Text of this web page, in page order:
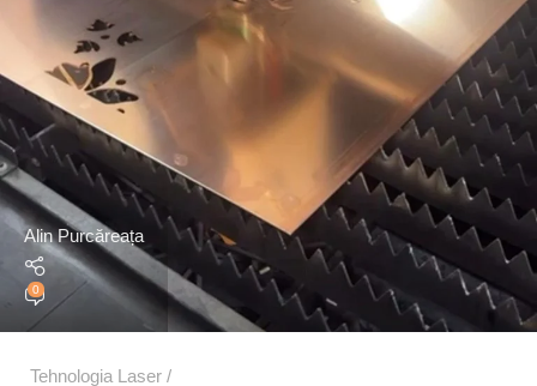
Alin Purcăreața
0
Tehnologia Laser